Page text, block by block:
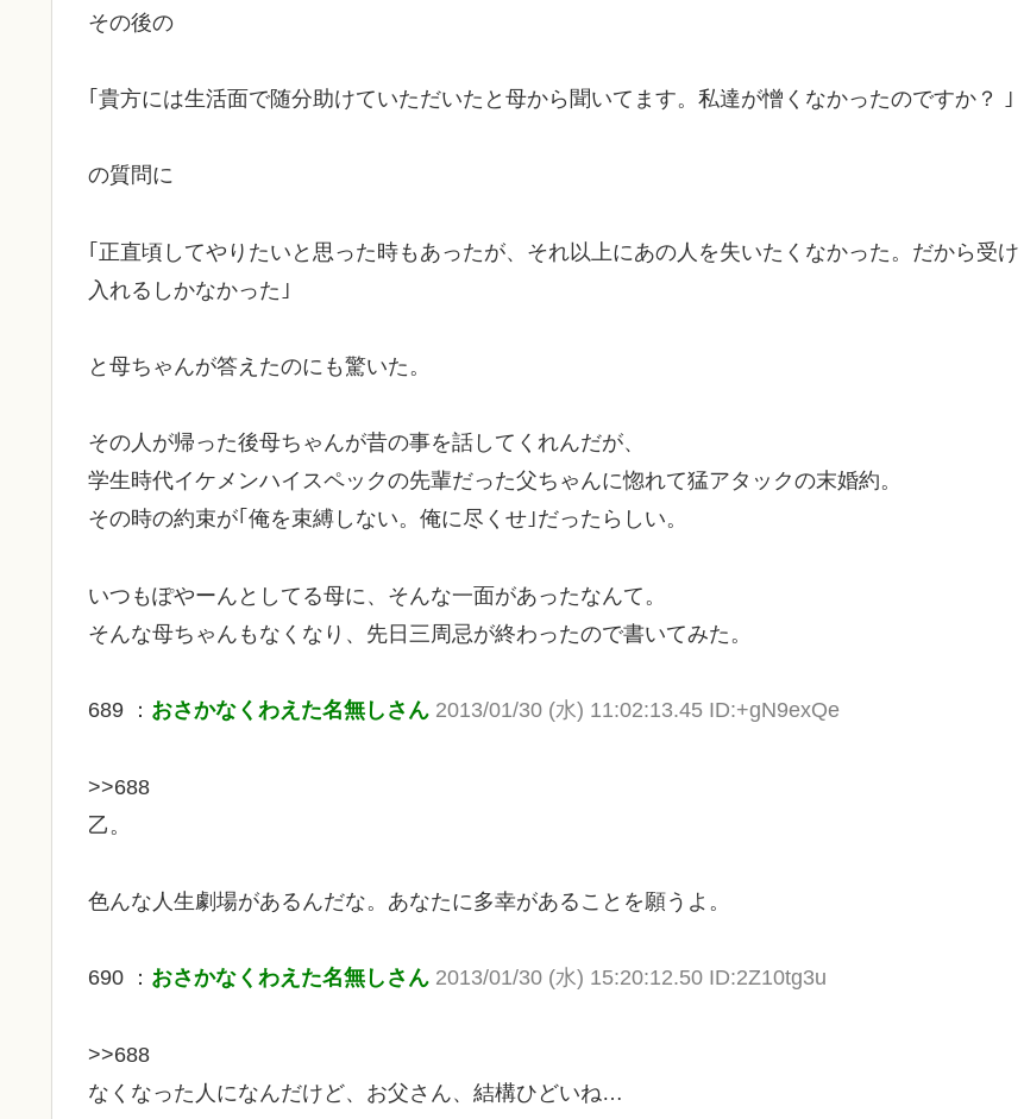
その後の
｢貴方には生活面で随分助けていただいたと母から聞いてます。私達が憎くなかったのですか？ ｣
の質問に
｢正直頃してやりたいと思った時もあったが、それ以上にあの人を失いたくなかった。だから受け
入れるしかなかった｣
と母ちゃんが答えたのにも驚いた。
その人が帰った後母ちゃんが昔の事を話してくれんだが、
学生時代イケメンハイスペックの先輩だった父ちゃんに惚れて猛アタックの末婚約。
その時の約束が｢俺を束縛しない。俺に尽くせ｣だったらしい。
いつもぽやーんとしてる母に、そんな一面があったなんて。
そんな母ちゃんもなくなり、先日三周忌が終わったので書いてみた。
689 ： おさかなくわえた名無しさん 2013/01/30 (水) 11:02:13.45 ID:+gN9exQe
>>688
乙。
色んな人生劇場があるんだな。あなたに多幸があることを願うよ。
690 ： おさかなくわえた名無しさん 2013/01/30 (水) 15:20:12.50 ID:2Z10tg3u
>>688
なくなった人になんだけど、お父さん、結構ひどいね…